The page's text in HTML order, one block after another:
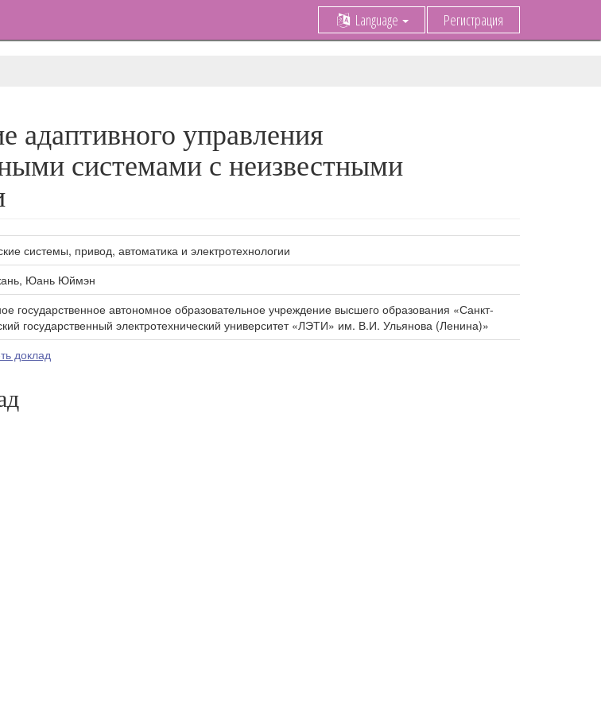
Language Регистрация
адаптивного управления
системами с неизвестными
системы, привод, автоматика и электротехнологии
Юань Юймэн
государственное автономное образовательное учреждение высшего образования «Санкт-
государственный электротехнический университет «ЛЭТИ» им. В.И. Ульянова (Ленина)»
доклад